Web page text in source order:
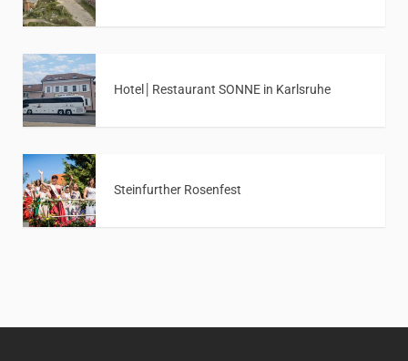
Hotel│Restaurant SONNE in Karlsruhe
Steinfurther Rosenfest